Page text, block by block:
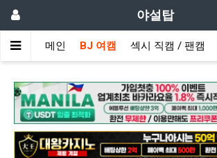
야설탑
메인 BJ 여캠 섹시 직캠 / 팬캠